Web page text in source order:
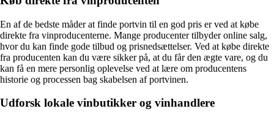
En af de bedste måder at finde portvin til en god pris er ved at købe
direkte fra vinproducenterne. Mange producenter tilbyder online salg,
hvor du kan finde gode tilbud og prisnedsættelser. Ved at købe direkte
fra producenten kan du være sikker på, at du får den ægte vare, og du
kan få en mere personlig oplevelse ved at lære om producentens
historie og processen bag skabelsen af portvinen.
Udforsk lokale vinbutikker og vinhandlere